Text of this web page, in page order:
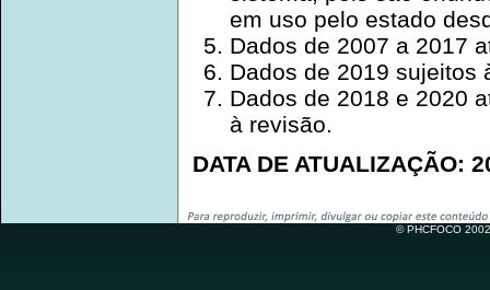
em uso pelo estado
Dados de 2007 a 2017
Dados de 2019 sujeitos
Dados de 2018 e 2020
à revisão.
DATA DE ATUALIZAÇÃO:
© PHCFOCO